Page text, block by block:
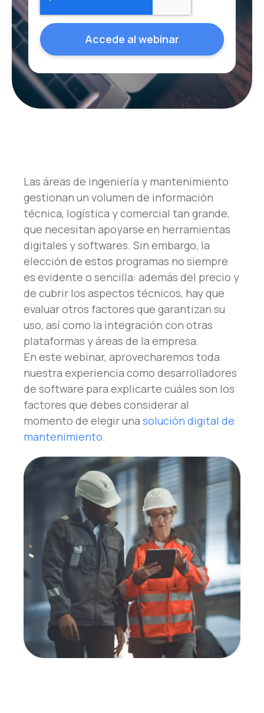
Las áreas de ingeniería y mantenimiento
gestionan un volumen de información
técnica, logística y comercial tan grande,
que necesitan apoyarse en herramientas
digitales y softwares. Sin embargo, la
elección de estos programas no siempre
es evidente o sencilla: además del precio y
de cubrir los aspectos técnicos, hay que
evaluar otros factores que garantizan su
uso, así como la integración con otras
plataformas y áreas de la empresa.
En este webinar, aprovecharemos toda
nuestra experiencia como desarrolladores
de software para explicarte cuáles son los
factores que debes considerar al
momento de elegir una solución digital de
mantenimiento.